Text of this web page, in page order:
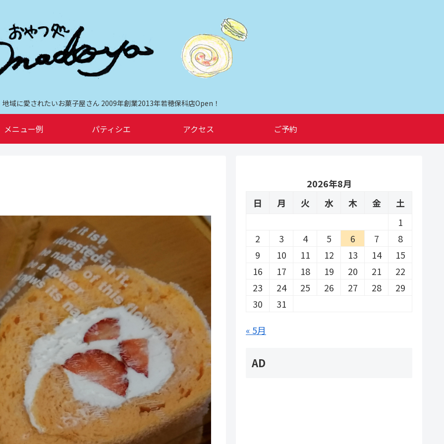
地域に愛されたいお菓子屋さん 2009年創業2013年若穂保科店Open！
メニュー例 パティシエ アクセス ご予約
2026年8月
日
月 火 水 木 金
土
1
2
3 4 5 6 7
8
9
10 11 12 13 14
15
16
17 18 19 20 21
22
23
24 25 26 27 28
29
30
31
« 5月
AD